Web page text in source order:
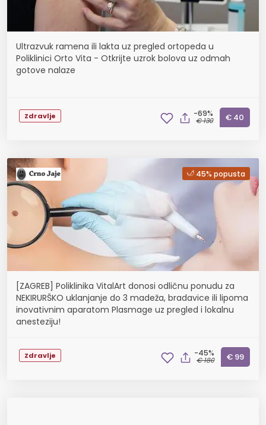
Ultrazvuk ramena ili lakta uz pregled ortopeda u
Poliklinici Orto Vita - Otkrijte uzrok bolova uz odmah
gotove nalaze
Zdravlje -69%
€ 130 € 40
45% popusta
[ZAGREB] Poliklinika VitalArt donosi odličnu ponudu za
NEKIRURŠKO uklanjanje do 3 madeža, bradavice ili lipoma
inovativnim aparatom Plasmage uz pregled i lokalnu
anesteziju!
Zdravlje -45%
€ 180 € 99